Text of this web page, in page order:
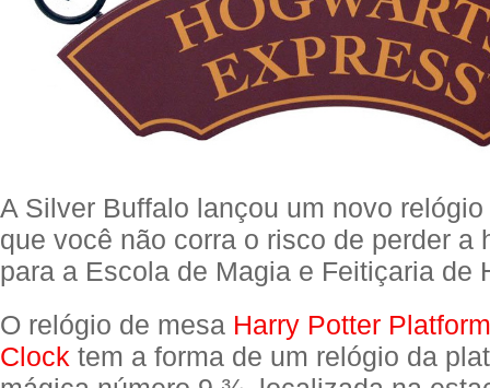
A Silver Buffalo lançou um novo
que você não corra o risco de perder a
para a Escola de Magia e Feitiçaria de
O relógio de mesa Harry Potter
Clock tem a forma de um relógio da